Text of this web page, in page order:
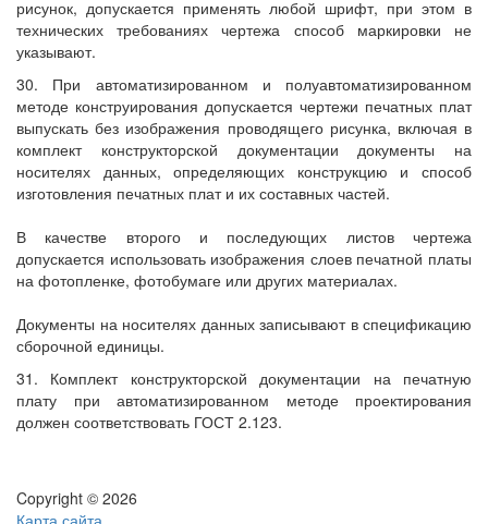
рисунок, допускается применять любой шрифт, при этом в
технических требованиях чертежа способ маркировки не
указывают.
30. При автоматизированном и полуавтоматизированном
методе конструирования допускается чертежи печатных плат
выпускать без изображения проводящего рисунка, включая в
комплект конструкторской документации документы на
носителях данных, определяющих конструкцию и способ
изготовления печатных плат и их составных частей.
В качестве второго и последующих листов чертежа
допускается использовать изображения слоев печатной платы
на фотопленке, фотобумаге или других материалах.
Документы на носителях данных записывают в спецификацию
сборочной единицы.
31. Комплект конструкторской документации на печатную
плату при автоматизированном методе проектирования
должен соответствовать ГОСТ 2.123.
Copyright © 2026
Карта сайта